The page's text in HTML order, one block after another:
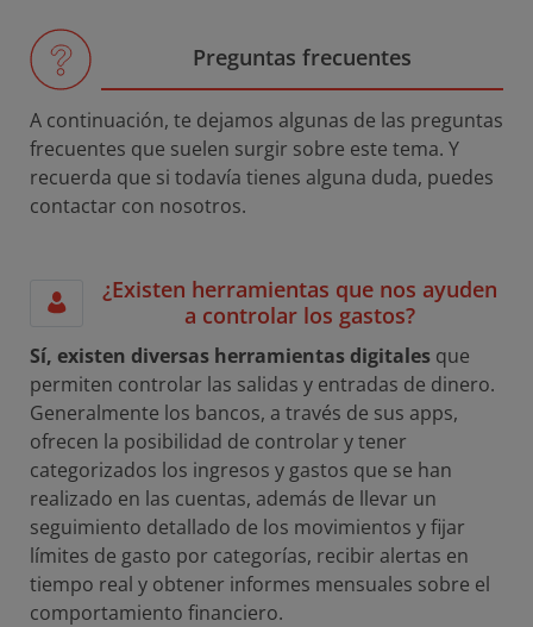
Preguntas frecuentes
A continuación, te dejamos algunas de las preguntas
frecuentes que suelen surgir sobre este tema. Y
recuerda que si todavía tienes alguna duda, puedes
contactar con nosotros.
¿Existen herramientas que nos ayuden
a controlar los gastos?
Sí, existen diversas herramientas digitales que
permiten controlar las salidas y entradas de dinero.
Generalmente los bancos, a través de sus apps,
ofrecen la posibilidad de controlar y tener
categorizados los ingresos y gastos que se han
realizado en las cuentas, además de llevar un
seguimiento detallado de los movimientos y fijar
límites de gasto por categorías, recibir alertas en
tiempo real y obtener informes mensuales sobre el
comportamiento financiero.